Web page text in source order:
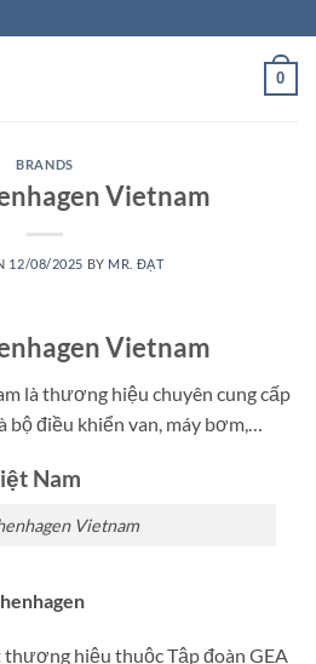
0
BRANDS
Vietnam
12/08/2025 BY MR. ĐẠT
Vietnam
là thương hiệu chuyên cung cấp
bộ điều khiển van, máy bơm,…
Nam
Vietnam
thương hiệu thuộc Tập đoàn GEA